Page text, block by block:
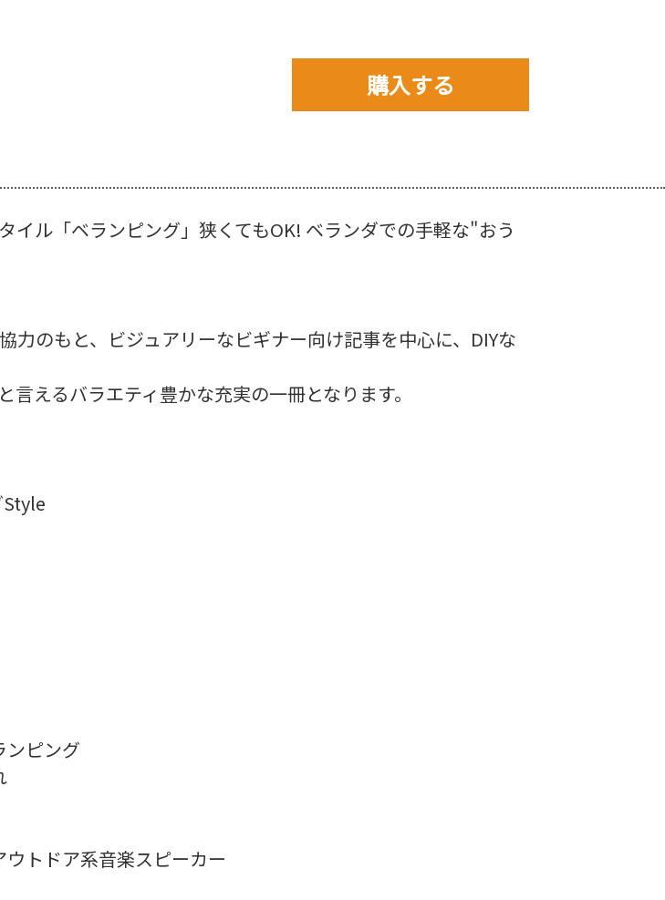
購入する
イル「ベランピング」狭くてもOK! ベランダでの手軽な"おう
のもと、ビジュアリーなビギナー向け記事を中心に、DIYな
えるバラエティ豊かな充実の一冊となります。
ンピング
トドア系音楽スピーカー